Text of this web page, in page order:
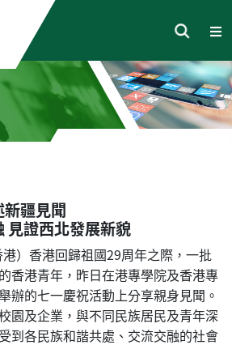
疆見聞
見證西北發展新貌
港）香港回歸祖國29周年之際，一批
香港青年，昨日在港專學院及香港專
辦的七一慶祝活動上分享親身見聞。
園及企業，與不同民族居民及青年深
到各民族和諧共處、交流交融的社會